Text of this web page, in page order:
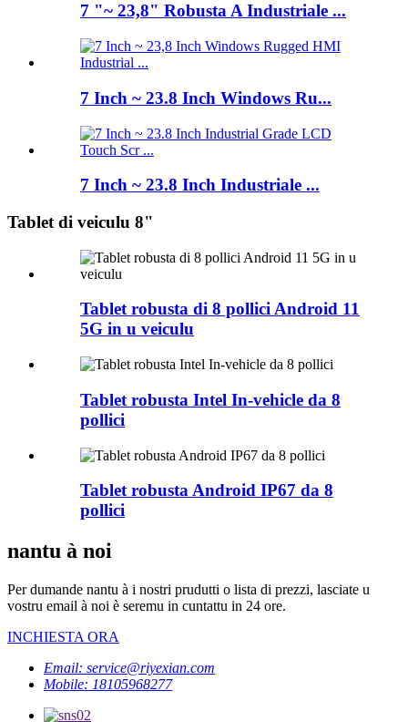
7 "~ 23,8" Robusta A Industriale ...
7 Inch ~ 23.8 Inch Windows Ru...
7 Inch ~ 23.8 Inch Industriale ...
Tablet di veiculu 8"
Tablet robusta di 8 pollici Android 11
5G in u veiculu
Tablet robusta Intel In-vehicle da 8
pollici
Tablet robusta Android IP67 da 8
pollici
nantu à noi
Per dumande nantu à i nostri prudutti o lista di prezzi, lasciate u
vostru email à noi è seremu in cuntattu in 24 ore.
INCHIESTA ORA
Email: service@riyexian.com
Mobile: 18105968277